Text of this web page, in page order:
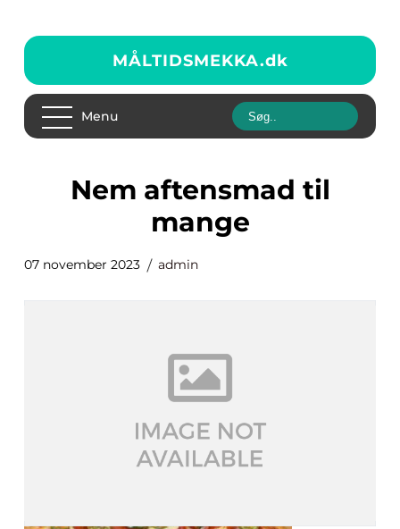
MÅLTIDSMEKKA.dk
Menu
nem aftensmad til
mange
07 november 2023 admin